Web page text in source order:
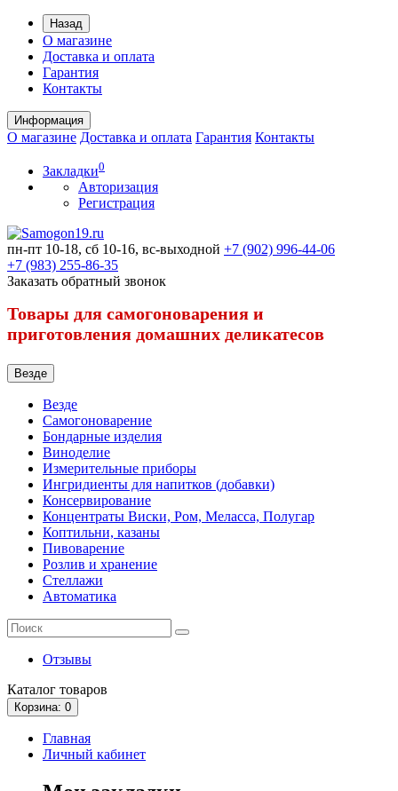
Назад
О магазине
Доставка и оплата
Гарантия
Контакты
Информация
О магазине Доставка и оплата Гарантия Контакты
Закладки0
Авторизация
Регистрация
пн-пт 10-18, сб 10-16, вс-выходной +7 (902) 996-44-06
+7 (983) 255-86-35
Заказать обратный звонок
Товары для самогоноварения и
приготовления домашних деликатесов
Везде
Везде
Самогоноварение
Бондарные изделия
Виноделие
Измерительные приборы
Ингридиенты для напитков (добавки)
Консервирование
Концентраты Виски, Ром, Меласса, Полугар
Коптильни, казаны
Пивоварение
Розлив и хранение
Стеллажи
Автоматика
Отзывы
Каталог товаров
Корзина: 0
Главная
Личный кабинет